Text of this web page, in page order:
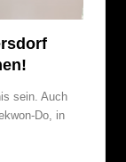
sein. Auch
Do, in